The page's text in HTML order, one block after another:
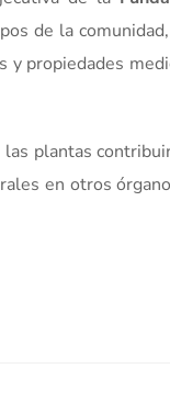
de la
y propiedades
plantas
en otros